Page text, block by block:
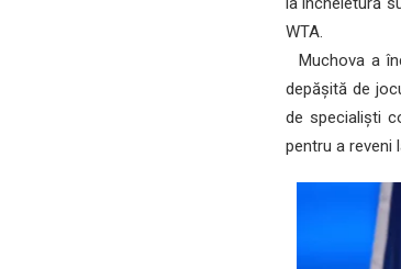
WTA.
Muchova a
depășită de
de specialiști
pentru a reveni